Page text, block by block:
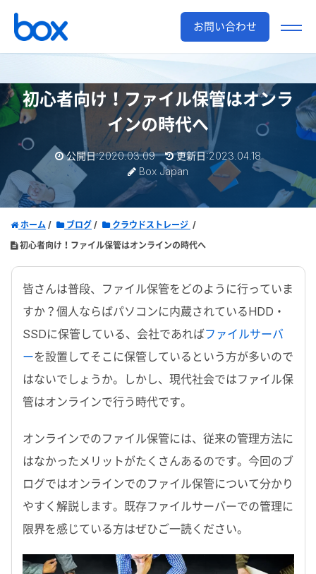
お問い合わせ
初心者向け！ファイル保管はオンラ
インの時代へ
公開日:2020.03.09
更新日:2023.04.18
Box Japan
ホーム ブログ
クラウドストレージ
初心者向け！ファイル保管はオンラインの時代へ
皆さんは普段、ファイル保管をどのように行っていま
すか？個人ならばパソコンに内蔵されているHDD・
SSDに保管している、会社であればファイルサーバ
ーを設置してそこに保管しているという方が多いので
はないでしょうか。しかし、現代社会ではファイル保
管はオンラインで行う時代です。
オンラインでのファイル保管には、従来の管理方法に
はなかったメリットがたくさんあるのです。今回のブ
ログではオンラインでのファイル保管について分かり
やすく解説します。既存ファイルサーバーでの管理に
限界を感じている方はぜひご一読ください。